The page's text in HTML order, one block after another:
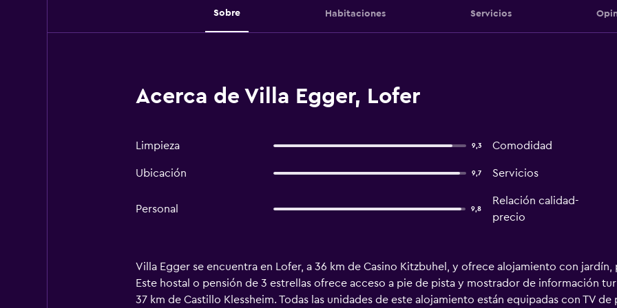
Sobre Habitaciones Servicios
Acerca de Villa Egger, Lofer
Limpieza 9,3 Comodidad
Ubicación 9,7 Servicios
Personal 9,8
Relación calidad-
precio
Villa Egger se encuentra en Lofer, a 36 km de Casino Kitzbuhel, y ofrece alojamiento con
Este hostal o pensión de 3 estrellas ofrece acceso a pie de pista y mostrador de información
37 km de Castillo Klessheim. Todas las unidades de este alojamiento están equipadas con TV